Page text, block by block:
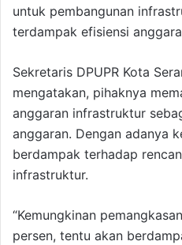
untuk pembangunan
terdampak efisiensi
Sekretaris DPUPR Kota
mengatakan, pihaknya
anggaran infrastruktur
anggaran. Dengan adanya
berdampak terhadap
infrastruktur.
“Kemungkinan
persen, tentu akan